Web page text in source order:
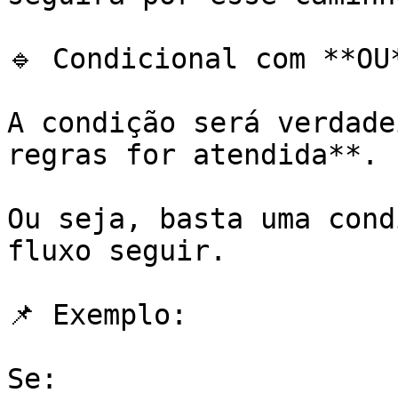
🔹 Condicional com
A condição será
regras for atendida**.
Ou seja, basta uma
fluxo seguir.
📌 Exemplo:
Se: